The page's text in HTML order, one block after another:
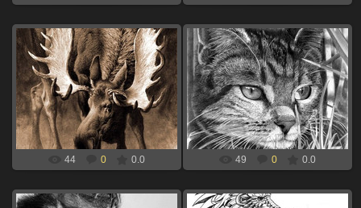
06.09.2024
лось для выжигания по дереву
xBOINGx
44 0 0.0
06.09.2024
кот для выжигания по дереву
xBOINGx
49 0 0.0